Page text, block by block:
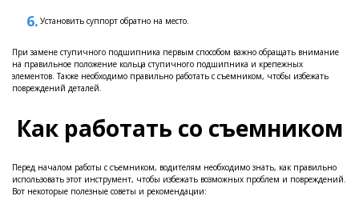
Установить суппорт обратно на место.
При замене ступичного подшипника первым способом важно обращать внимание
на правильное положение кольца ступичного подшипника и крепежных
элементов. Также необходимо правильно работать с съемником, чтобы избежать
повреждений деталей.
Как работать со съемником
Перед началом работы с съемником, водителям необходимо знать, как правильно
использовать этот инструмент, чтобы избежать возможных проблем и повреждений.
Вот некоторые полезные советы и рекомендации: